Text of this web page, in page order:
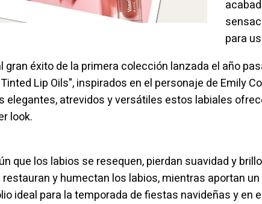
para
gran éxito de la primera colección lanzada el año
Lip Oils", inspirados en el personaje de Emily
elegantes, atrevidos y versátiles estos labiales
look.
que los labios se resequen, pierdan suavidad y
y humectan los labios, mientras aportan
ideal para la temporada de fiestas navideñas y en